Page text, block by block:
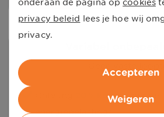
20% kortingper
energiebelasting)
onderaan de pagina op cookies
privacy beleid lees je hoe wij
privacy.
Accepteren
Weigeren